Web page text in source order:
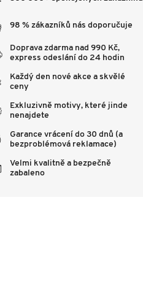
98 % zákazníků nás doporučuje
Doprava zdarma nad 990 Kč,
express odeslání do 24 hodin
Každý den nové akce a skvělé
ceny
Exkluzivně motivy, které jinde
nenajdete
Garance vrácení do 30 dnů (a
bezproblémová reklamace)
Velmi kvalitně a bezpečně
zabaleno